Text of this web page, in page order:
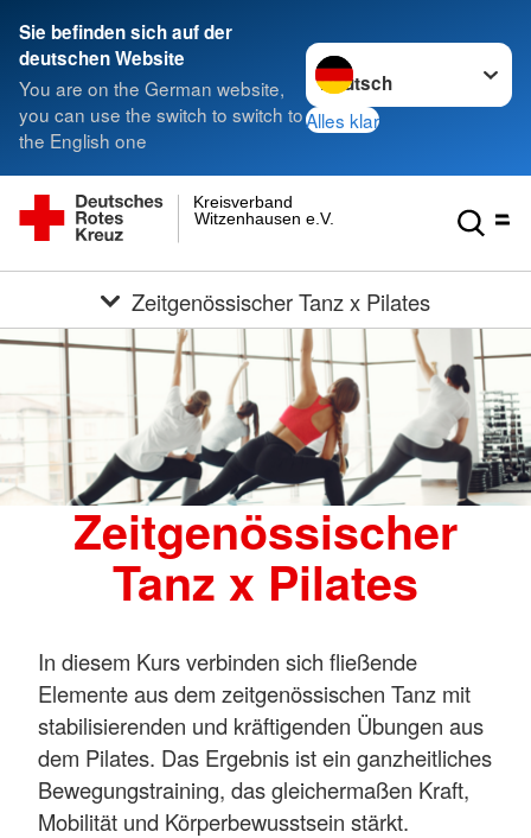
Sie befinden sich auf der
deutschen Website
You are on the German website,
you can use the switch to switch to
the English one
Sprache wechseln zu
Alles klar
Witzenhausen e.V.
Kreisverband
Zeitgenössischer Tanz x Pilates
Zeitgenössischer
Tanz x Pilates
In diesem Kurs verbinden sich fließende
Elemente aus dem zeitgenössischen Tanz mit
stabilisierenden und kräftigenden Übungen aus
dem Pilates. Das Ergebnis ist ein ganzheitliches
Bewegungstraining, das gleichermaßen Kraft,
Mobilität und Körperbewusstsein stärkt.